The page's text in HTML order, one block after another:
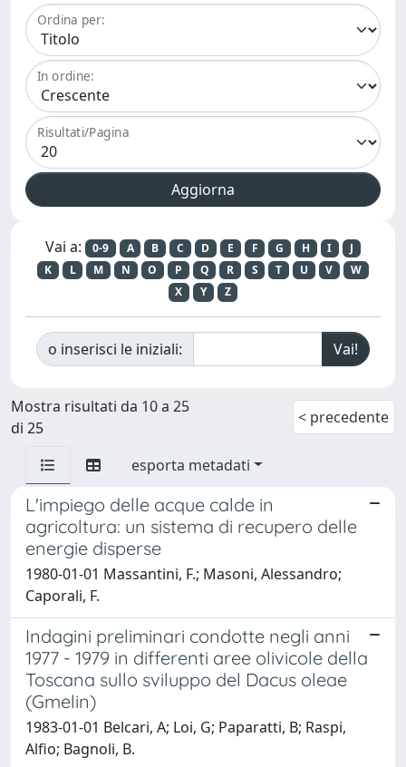
Ordina per:
In ordine:
Risultati/Pagina
Vai a: 0-9 A B C D E F G H I
J
K
L M N O P Q R S T U V
W
X
Y Z
o inserisci le iniziali:
Mostra risultati da 10 a 25
di 25
< precedente
esporta metadati
L'impiego delle acque calde in
agricoltura: un sistema di recupero delle
energie disperse
1980-01-01 Massantini, F.; Masoni, Alessandro;
Caporali, F.
Indagini preliminari condotte negli anni
1977 - 1979 in differenti aree olivicole della
Toscana sullo sviluppo del Dacus oleae
(Gmelin)
1983-01-01 Belcari, A; Loi, G; Paparatti, B; Raspi,
Alfio; Bagnoli, B.